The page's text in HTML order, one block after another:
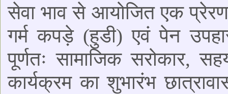
सेवा भाव से आयोजित एक
गर्म कपड़े (हुडी) एवं पेन
पूर्णतः सामाजिक सरोकार,
कार्यक्रम का शुभारंभ